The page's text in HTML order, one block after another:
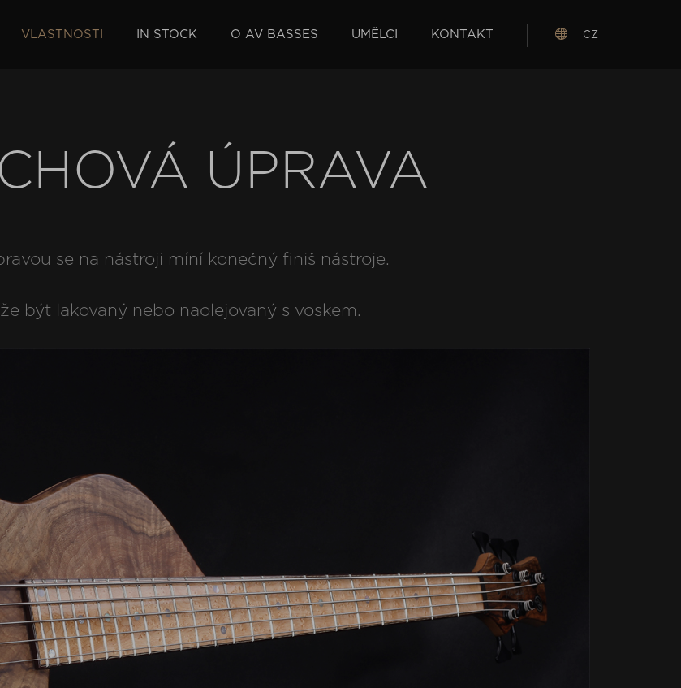
VLASTNOSTI IN STOCK O AV BASSES UMĚLCI KONTAKT CZ
ÚPRAVA
se na nástroji míní konečný finiš nástroje.
být lakovaný nebo naolejovaný s voskem.